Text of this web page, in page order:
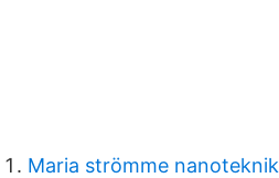
Maria strömme nanoteknik